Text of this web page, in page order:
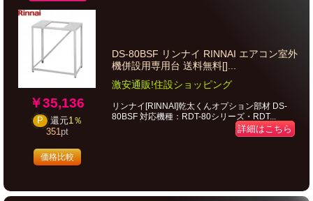
￥35,136
P 還元1％
351pt
価格比較
DS-80BSF リンナイ RINNAI エアコン室外
機併設用専用台 送料無料[]...
激安通販!住設ショッピング
リンナイ[RINNAI]乾太くんオプション部材 DS-
80BSF 対応機種：RDT-80シリーズ・RDT...
詳細はこちら